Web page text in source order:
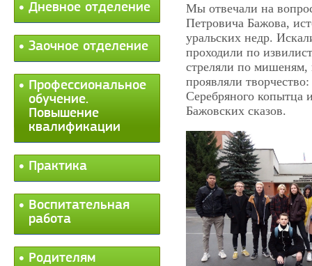
Дневное отделение
Заочное отделение
Профессиональное
обучение.
Повышение
квалификации
Практика
Воспитательная
работа
Родителям
Мы отвечали на
Петровича Бажова,
уральских недр.
проходили по
стреляли по мишеням,
проявляли
Серебряного копытца
Бажовских сказов.